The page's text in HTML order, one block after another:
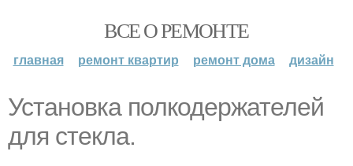
ВСЕ О РЕМОНТЕ
главная ремонт квартир ремонт дома дизайн
Установка полкодержателей
для стекла.